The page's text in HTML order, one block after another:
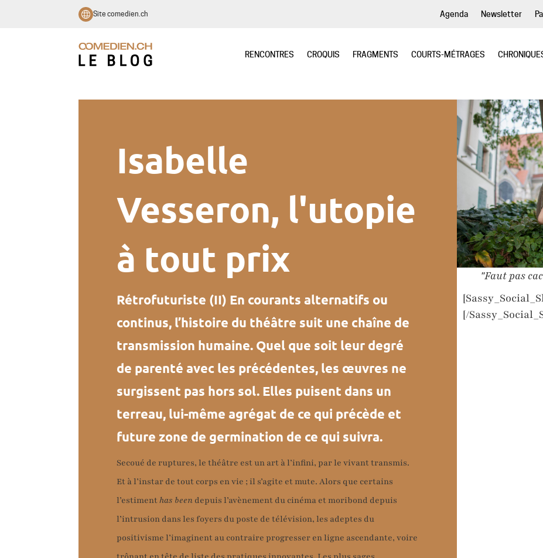
Site comedien.ch Agenda Newsletter
RENCONTRES CROQUIS FRAGMENTS COURTS-MÉTRAGES
Isabelle
Vesseron, l'utopie
à tout prix
Rétrofuturiste (II) En courants alternatifs ou
continus, l’histoire du théâtre suit une chaîne de
transmission humaine. Quel que soit leur degré
de parenté avec les précédentes, les œuvres ne
surgissent pas hors sol. Elles puisent dans un
terreau, lui-même agrégat de ce qui précède et
future zone de germination de ce qui suivra.
Secoué de ruptures, le théâtre est un art à l’infini, par le vivant transmis.
Et à l’instar de tout corps en vie ; il s’agite et mute. Alors que certains
l’estimenthas beendepuis l’avènement du cinéma et moribond depuis
l’intrusion dans les foyers du poste de télévision, les adeptes du
positivisme l’imaginent au contraire progresser en ligne ascendante, voire
"Faut pas
[/